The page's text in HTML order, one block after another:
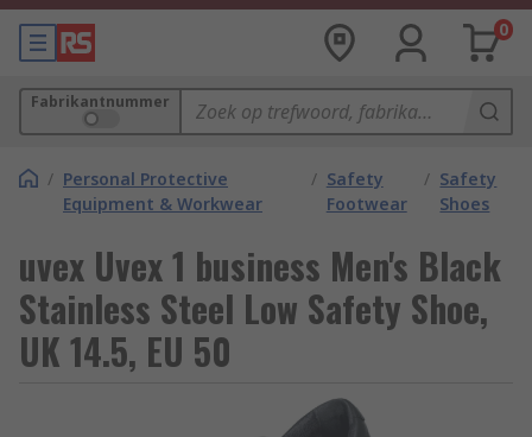
0
Fabrikantnummer
/ Personal Protective
Equipment & Workwear
/ Safety
Footwear
/ Safety
Shoes
uvex Uvex 1 business Men's Black
Stainless Steel Low Safety Shoe,
UK 14.5, EU 50